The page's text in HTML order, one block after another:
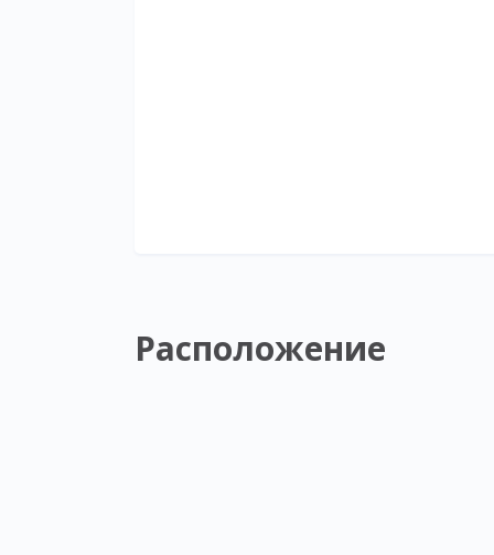
Расположение